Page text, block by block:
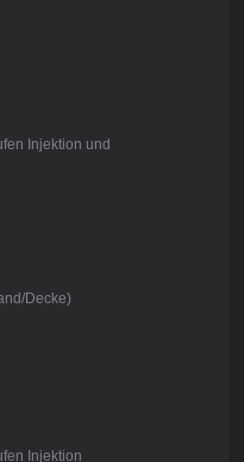
Injektion und
Decke)
Injektion